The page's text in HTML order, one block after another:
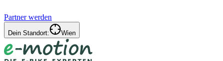
Partner werden
Dein Standort: Wien